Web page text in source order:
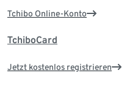
Tchibo Online-Konto
TchiboCard
Jetzt kostenlos registrieren